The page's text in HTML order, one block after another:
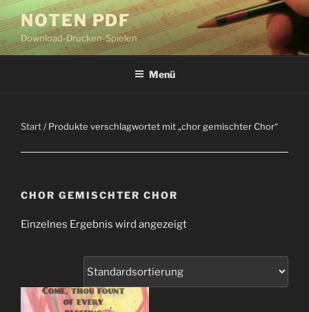
Zum
Inhalt
springen
NOTEN PDF
Download-Drucken-Spielen
Menü
Start/ Produkte verschlagwortet mit „chor gemischter Chor“
CHOR GEMISCHTER CHOR
Einzelnes Ergebnis wird angezeigt